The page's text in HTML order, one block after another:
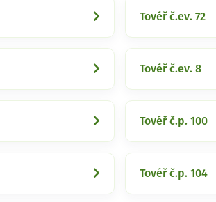
Tovéř č.ev. 72
Tovéř č.ev. 8
Tovéř č.p. 100
Tovéř č.p. 104